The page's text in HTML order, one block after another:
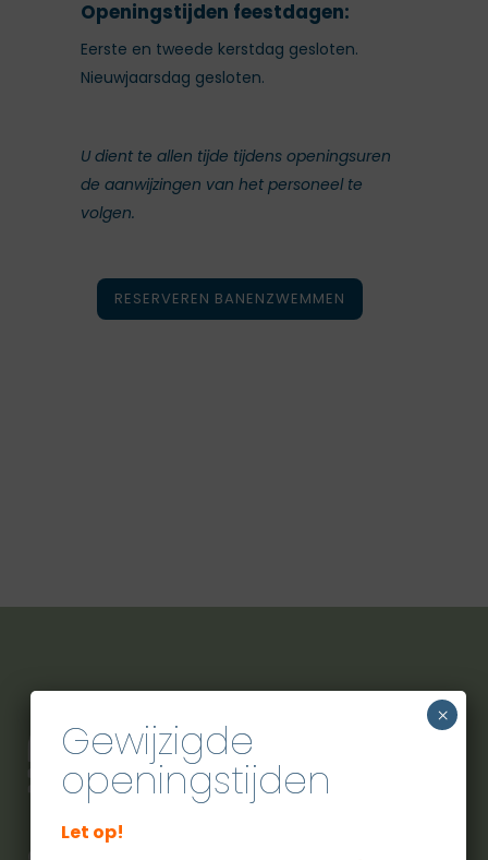
Openingstijden feestdagen:
Eerste en tweede kerstdag gesloten.
Nieuwjaarsdag gesloten.
U dient te allen tijde tijdens openingsuren
de aanwijzingen van het personeel te
volgen.
RESERVEREN BANENZWEMMEN
Gewijzigde
openingstijden
Let op!
×